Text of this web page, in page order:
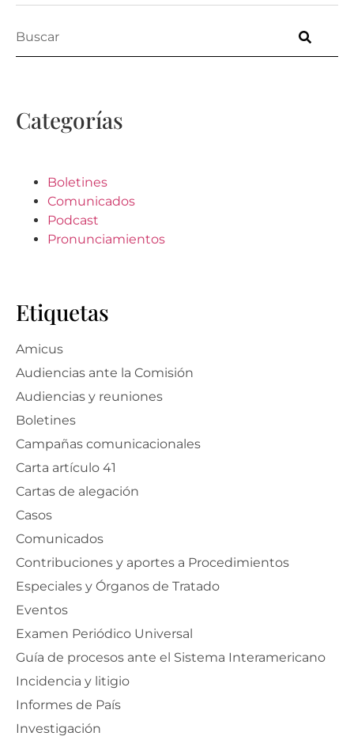
Categorías
Boletines
Comunicados
Podcast
Pronunciamientos
Etiquetas
Amicus
Audiencias ante la Comisión
Audiencias y reuniones
Boletines
Campañas comunicacionales
Carta artículo 41
Cartas de alegación
Casos
Comunicados
Contribuciones y aportes a Procedimientos
Especiales y Órganos de Tratado
Eventos
Examen Periódico Universal
Guía de procesos ante el Sistema Interamericano
Incidencia y litigio
Informes de País
Investigación